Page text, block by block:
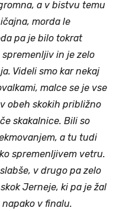
a v bistvu temu
morda le
pa je bilo tokrat
in je zelo
Videli smo kar nekaj
malce se je vse
obeh skokih približno
skakalnice. Bili so
a tu tudi
spremenljivem vetru.
v drugo pa zelo
Jerneje, ki pa je žal
v finalu.